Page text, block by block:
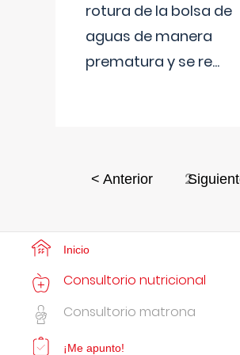
rotura de la bolsa de
aguas de manera
prematura y se re...
< Anterior 2
Inicio
Consultorio nutricional
Consultorio matrona
¡Me apunto!